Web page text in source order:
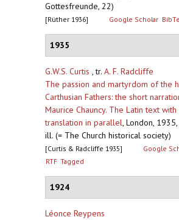
Gottesfreunde, 22)
[Rüther 1936] Google Scholar
1935
G.W.S. Curtis , tr. A. F. Radcliffe
The passion and martyrdom of the
Carthusian Fathers: the short
Maurice Chauncy. The Latin text with
translation in parallel, London,
ill. (= The Church historical society)
[Curtis & Radcliffe 1935] Google
RTF Tagged
1924
Léonce Reypens